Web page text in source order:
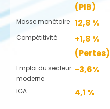
(PIB)
Masse monétaire 12,8 %
Compétitivité
+1,8 %
(Pertes)
Emploi du secteur
moderne
-3,6%
IGA 4,1 %